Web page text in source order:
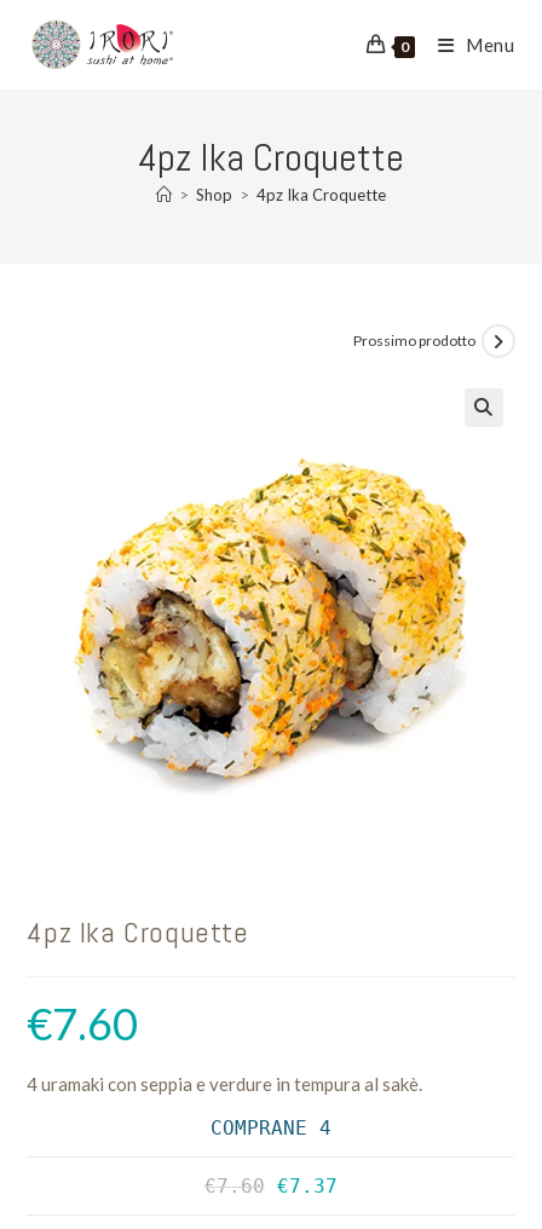
contenuto
0 Menu
4pz Ika Croquette
> Shop > 4pz Ika Croquette
Prossimo prodotto
4pz Ika Croquette
€7.60
4 uramaki con seppia e verdure in tempura al sakè.
COMPRANE 4
€7.60 €7.37